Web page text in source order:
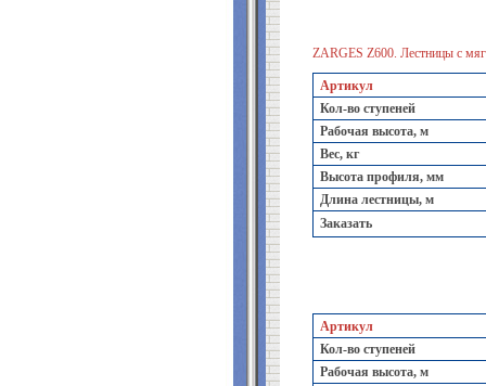
ZARGES Z600. Лестницы с
Артикул
Кол-во ступеней
Рабочая высота, м
Вес, кг
Высота профиля, мм
Длина лестницы, м
Заказать
Артикул
Кол-во ступеней
Рабочая высота, м